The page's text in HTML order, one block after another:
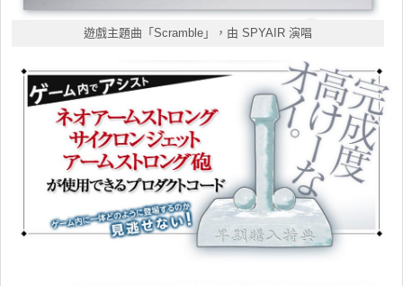
遊戲主題曲「Scramble」，由 SPYAIR 演唱